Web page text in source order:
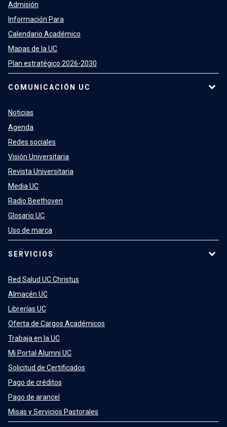
Admisión
Información Para
Calendario Académico
Mapas de la UC
Plan estratégico 2026-2030
COMUNICACIÓN UC
Noticias
Agenda
Redes sociales
Visión Universitaria
Revista Universitaria
Media UC
Radio Beethoven
Glosario UC
Uso de marca
SERVICIOS
Red Salud UC Christus
Almacén UC
Librerías UC
Oferta de Cargos Académicos
Trabaja en la UC
Mi Portal Alumni UC
Solicitud de Certificados
Pago de créditos
Pago de arancel
Misas y Servicios Pastorales